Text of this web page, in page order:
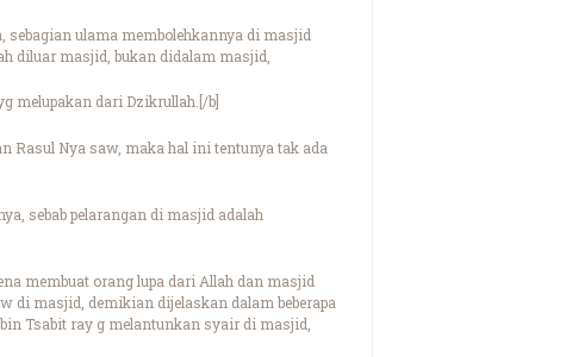
ulama membolehkannya di masjid
diluar masjid, bukan didalam masjid,
melupakan dari Dzikrullah.[/b]
Rasul Nya saw, maka hal ini tentunya tak ada
sebab pelarangan di masjid adalah
membuat orang lupa dari Allah dan masjid
di masjid, demikian dijelaskan dalam beberapa
Tsabit ray g melantunkan syair di masjid,